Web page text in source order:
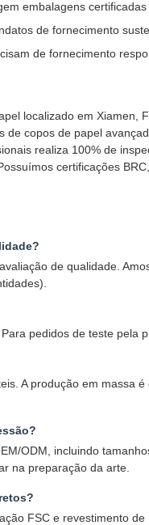
embalagens
de fornecimento
de fornecimento
localizado em
copos de papel
realiza 100% de
certificações
de qualidade.
pedidos de teste
A produção em massa
ODM, incluindo
na preparação da arte.
FSC e revestimento